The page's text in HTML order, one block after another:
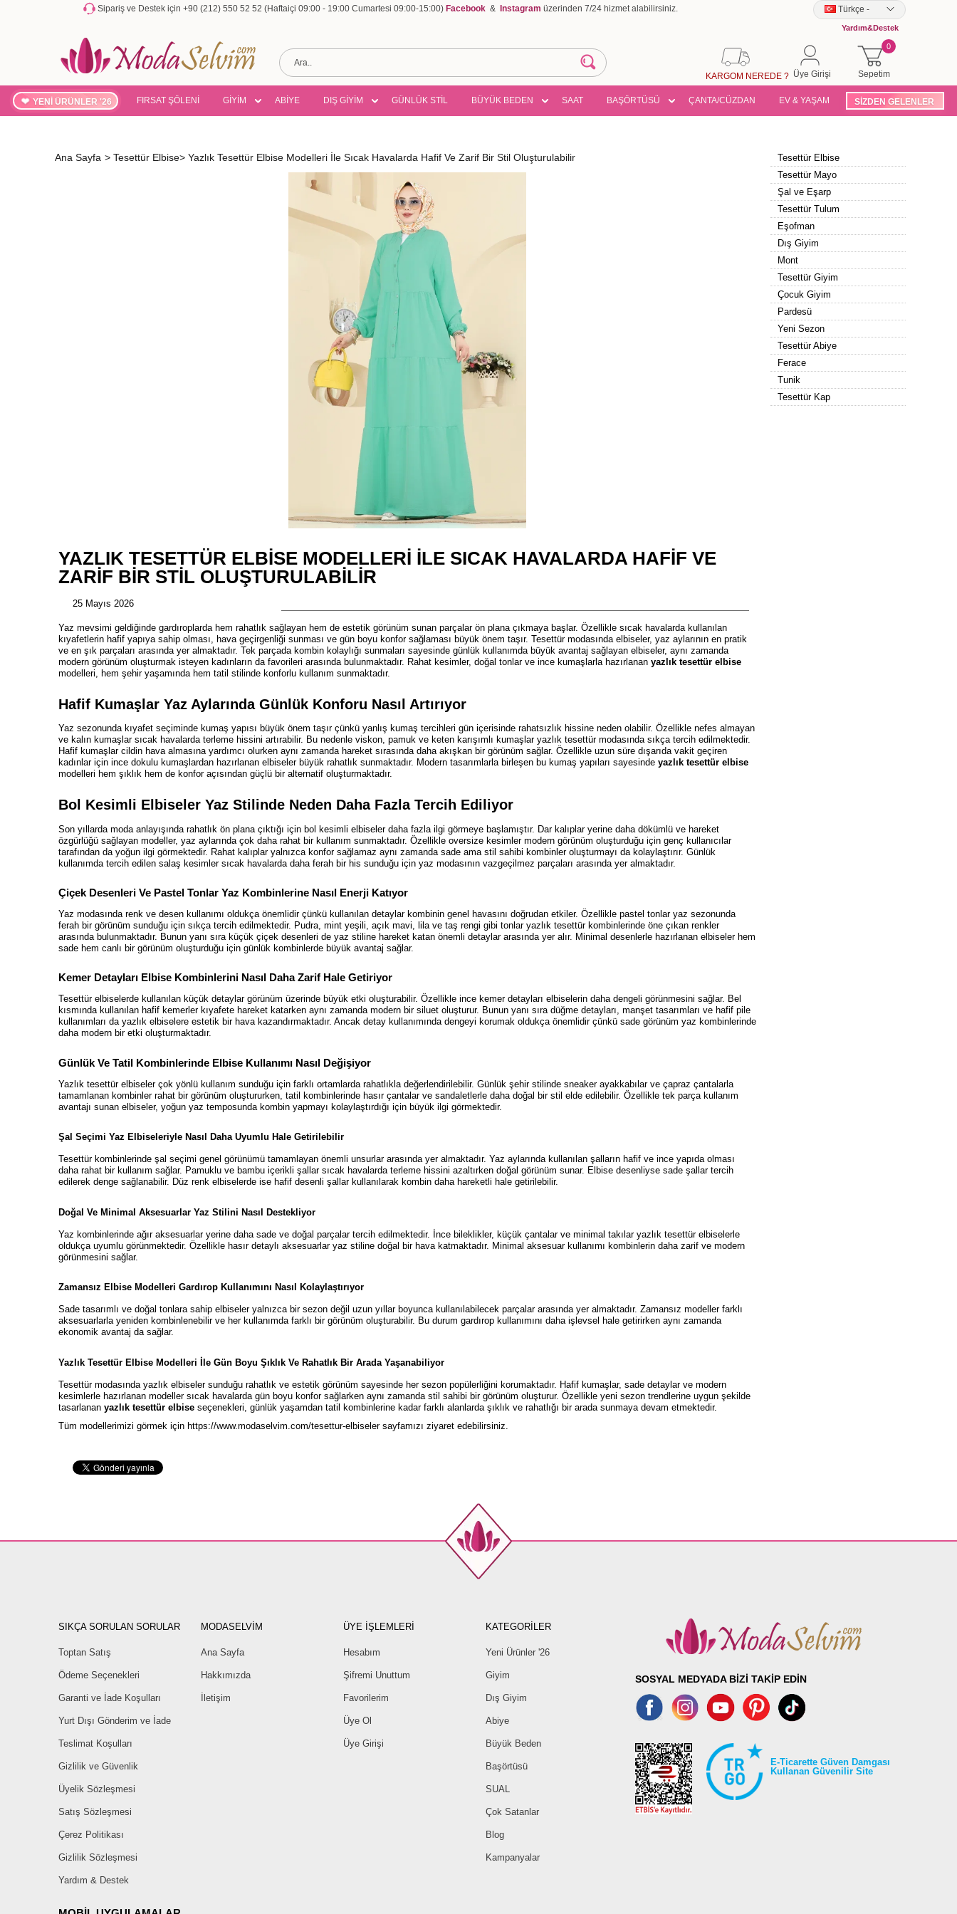
Sipariş ve Destek için +90 (212) 550 52 52 (Haftaiçi 09:00 - 19:00 Cumartesi 09:00-15:00) Facebook & Instagram üzerinden 7/24 hizmet alabilirsiniz. Türkçe -
Yardım&Destek
Sepetim
0
Üye Girişi
KARGOM NEREDE ?
YENİ ÜRÜNLER '26 FIRSAT ŞÖLENİ GİYİM ABİYE DIŞ GİYİM GÜNLÜK STİL BÜYÜK BEDEN SAAT BAŞÖRTÜSÜ ÇANTA/CÜZDAN EV & YAŞAM SİZDEN GELENLER
Ana Sayfa > Tesettür Elbise> Yazlık Tesettür Elbise Modelleri İle Sıcak Havalarda Hafif Ve Zarif Bir Stil Oluşturulabilir
YAZLIK TESETTÜR ELBISE MODELLERI İLE SICAK HAVALARDA HAFIF VE
ZARIF BIR STIL OLUŞTURULABILIR
25 Mayıs 2026
Yaz mevsimi geldiğinde gardıroplarda hem rahatlık sağlayan hem de estetik görünüm sunan parçalar ön plana çıkmaya başlar. Özellikle sıcak havalarda kullanılan
kıyafetlerin hafif yapıya sahip olması, hava geçirgenliği sunması ve gün boyu konfor sağlaması büyük önem taşır. Tesettür modasında elbiseler, yaz aylarının en pratik
ve en şık parçaları arasında yer almaktadır. Tek parçada kombin kolaylığı sunmaları sayesinde günlük kullanımda büyük avantaj sağlayan elbiseler, aynı zamanda
modern görünüm oluşturmak isteyen kadınların da favorileri arasında bulunmaktadır. Rahat kesimler, doğal tonlar ve ince kumaşlarla hazırlanan yazlık tesettür elbise
modelleri, hem şehir yaşamında hem tatil stilinde konforlu kullanım sunmaktadır.
Hafif Kumaşlar Yaz Aylarında Günlük Konforu Nasıl Artırıyor
Yaz sezonunda kıyafet seçiminde kumaş yapısı büyük önem taşır çünkü yanlış kumaş tercihleri gün içerisinde rahatsızlık hissine neden olabilir. Özellikle nefes almayan
ve kalın kumaşlar sıcak havalarda terleme hissini artırabilir. Bu nedenle viskon, pamuk ve keten karışımlı kumaşlar yazlık tesettür modasında sıkça tercih edilmektedir.
Hafif kumaşlar cildin hava almasına yardımcı olurken aynı zamanda hareket sırasında daha akışkan bir görünüm sağlar. Özellikle uzun süre dışarıda vakit geçiren
kadınlar için ince dokulu kumaşlardan hazırlanan elbiseler büyük rahatlık sunmaktadır. Modern tasarımlarla birleşen bu kumaş yapıları sayesinde yazlık tesettür elbise
modelleri hem şıklık hem de konfor açısından güçlü bir alternatif oluşturmaktadır.
Bol Kesimli Elbiseler Yaz Stilinde Neden Daha Fazla Tercih Ediliyor
Son yıllarda moda anlayışında rahatlık ön plana çıktığı için bol kesimli elbiseler daha fazla ilgi görmeye başlamıştır. Dar kalıplar yerine daha dökümlü ve hareket
özgürlüğü sağlayan modeller, yaz aylarında çok daha rahat bir kullanım sunmaktadır. Özellikle oversize kesimler modern görünüm oluşturduğu için genç kullanıcılar
tarafından da yoğun ilgi görmektedir. Rahat kalıplar yalnızca konfor sağlamaz aynı zamanda sade ama stil sahibi kombinler oluşturmayı da kolaylaştırır. Günlük
kullanımda tercih edilen salaş kesimler sıcak havalarda daha ferah bir his sunduğu için yaz modasının vazgeçilmez parçaları arasında yer almaktadır.
Çiçek Desenleri Ve Pastel Tonlar Yaz Kombinlerine Nasıl Enerji Katıyor
Yaz modasında renk ve desen kullanımı oldukça önemlidir çünkü kullanılan detaylar kombinin genel havasını doğrudan etkiler. Özellikle pastel tonlar yaz sezonunda
ferah bir görünüm sunduğu için sıkça tercih edilmektedir. Pudra, mint yeşili, açık mavi, lila ve taş rengi gibi tonlar yazlık tesettür kombinlerinde öne çıkan renkler
arasında bulunmaktadır. Bunun yanı sıra küçük çiçek desenleri de yaz stiline hareket katan önemli detaylar arasında yer alır. Minimal desenlerle hazırlanan elbiseler hem
sade hem canlı bir görünüm oluşturduğu için günlük kombinlerde büyük avantaj sağlar.
Kemer Detayları Elbise Kombinlerini Nasıl Daha Zarif Hale Getiriyor
Tesettür elbiselerde kullanılan küçük detaylar görünüm üzerinde büyük etki oluşturabilir. Özellikle ince kemer detayları elbiselerin daha dengeli görünmesini sağlar. Bel
kısmında kullanılan hafif kemerler kıyafete hareket katarken aynı zamanda modern bir siluet oluşturur. Bunun yanı sıra düğme detayları, manşet tasarımları ve hafif pile
kullanımları da yazlık elbiselere estetik bir hava kazandırmaktadır. Ancak detay kullanımında dengeyi korumak oldukça önemlidir çünkü sade görünüm yaz kombinlerinde
daha modern bir etki oluşturmaktadır.
Günlük Ve Tatil Kombinlerinde Elbise Kullanımı Nasıl Değişiyor
Yazlık tesettür elbiseler çok yönlü kullanım sunduğu için farklı ortamlarda rahatlıkla değerlendirilebilir. Günlük şehir stilinde sneaker ayakkabılar ve çapraz çantalarla
tamamlanan kombinler rahat bir görünüm oluştururken, tatil kombinlerinde hasır çantalar ve sandaletlerle daha doğal bir stil elde edilebilir. Özellikle tek parça kullanım
avantajı sunan elbiseler, yoğun yaz temposunda kombin yapmayı kolaylaştırdığı için büyük ilgi görmektedir.
Şal Seçimi Yaz Elbiseleriyle Nasıl Daha Uyumlu Hale Getirilebilir
Tesettür kombinlerinde şal seçimi genel görünümü tamamlayan önemli unsurlar arasında yer almaktadır. Yaz aylarında kullanılan şalların hafif ve ince yapıda olması
daha rahat bir kullanım sağlar. Pamuklu ve bambu içerikli şallar sıcak havalarda terleme hissini azaltırken doğal görünüm sunar. Elbise desenliyse sade şallar tercih
edilerek denge sağlanabilir. Düz renk elbiselerde ise hafif desenli şallar kullanılarak kombin daha hareketli hale getirilebilir.
Doğal Ve Minimal Aksesuarlar Yaz Stilini Nasıl Destekliyor
Yaz kombinlerinde ağır aksesuarlar yerine daha sade ve doğal parçalar tercih edilmektedir. İnce bileklikler, küçük çantalar ve minimal takılar yazlık tesettür elbiselerle
oldukça uyumlu görünmektedir. Özellikle hasır detaylı aksesuarlar yaz stiline doğal bir hava katmaktadır. Minimal aksesuar kullanımı kombinlerin daha zarif ve modern
görünmesini sağlar.
Zamansız Elbise Modelleri Gardırop Kullanımını Nasıl Kolaylaştırıyor
Sade tasarımlı ve doğal tonlara sahip elbiseler yalnızca bir sezon değil uzun yıllar boyunca kullanılabilecek parçalar arasında yer almaktadır. Zamansız modeller farklı
aksesuarlarla yeniden kombinlenebilir ve her kullanımda farklı bir görünüm oluşturabilir. Bu durum gardırop kullanımını daha işlevsel hale getirirken aynı zamanda
ekonomik avantaj da sağlar.
Yazlık Tesettür Elbise Modelleri İle Gün Boyu Şıklık Ve Rahatlık Bir Arada Yaşanabiliyor
Tesettür modasında yazlık elbiseler sunduğu rahatlık ve estetik görünüm sayesinde her sezon popülerliğini korumaktadır. Hafif kumaşlar, sade detaylar ve modern
kesimlerle hazırlanan modeller sıcak havalarda gün boyu konfor sağlarken aynı zamanda stil sahibi bir görünüm oluşturur. Özellikle yeni sezon trendlerine uygun şekilde
tasarlanan yazlık tesettür elbise seçenekleri, günlük yaşamdan tatil kombinlerine kadar farklı alanlarda şıklık ve rahatlığı bir arada sunmaya devam etmektedir.
Tüm modellerimizi görmek için https://www.modaselvim.com/tesettur-elbiselersayfamızı ziyaret edebilirsiniz.
Tesettür Elbise
Tesettür Mayo
Şal ve Eşarp
Tesettür Tulum
Eşofman
Dış Giyim
Mont
Tesettür Giyim
Çocuk Giyim
Pardesü
Yeni Sezon
Tesettür Abiye
Ferace
Tunik
Tesettür Kap
SIKÇA SORULAN SORULAR
Toptan Satış
Ödeme Seçenekleri
Garanti ve İade Koşulları
Yurt Dışı Gönderim ve İade
Teslimat Koşulları
Gizlilik ve Güvenlik
Üyelik Sözleşmesi
Satış Sözleşmesi
Çerez Politikası
Gizlilik Sözleşmesi
Yardım & Destek
MODASELVİM
Ana Sayfa
Hakkımızda
İletişim
ÜYE İŞLEMLERİ
Hesabım
Şifremi Unuttum
Favorilerim
Üye Ol
Üye Girişi
KATEGORİLER
Yeni Ürünler '26
Giyim
Dış Giyim
Abiye
Büyük Beden
Başörtüsü
SUAL
Çok Satanlar
Blog
Kampanyalar
SOSYAL MEDYADA BİZİ TAKİP EDİN
E-Ticarette Güven Damgası
Kullanan Güvenilir Site